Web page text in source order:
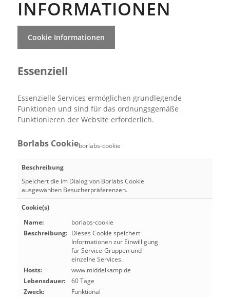
INFORMATIONEN
Cookie Informationen
Essenziell
Essenzielle Services ermöglichen grundlegende
Funktionen und sind für das ordnungsgemäße
Funktionieren der Website erforderlich.
Borlabs Cookieborlabs-cookie
Beschreibung
Speichert die im Dialog von Borlabs Cookie
ausgewählten Besucherpräferenzen.
Cookie(s)
Name:
borlabs-cookie
Beschreibung: Dieses Cookie speichert
Informationen zur Einwilligung
für Service-Gruppen und
einzelne Services.
Hosts:
www.middelkamp.de
Lebensdauer:
60 Tage
Zweck:
Funktional